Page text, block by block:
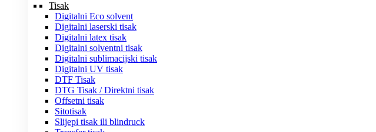
Tisak
Digitalni Eco solvent
Digitalni laserski tisak
Digitalni latex tisak
Digitalni solventni tisak
Digitalni sublimacijski tisak
Digitalni UV tisak
DTF Tisak
DTG Tisak / Direktni tisak
Offsetni tisak
Sitotisak
Slijepi tisak ili blindruck